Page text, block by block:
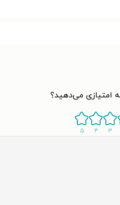
امتیازی می‌دهید؟
۳ ۴ ۵